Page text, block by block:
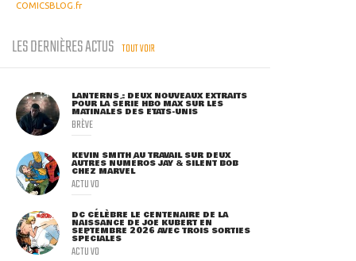
COMICSBLOG.fr
LES DERNIÈRES ACTUS TOUT VOIR
LANTERNS : DEUX NOUVEAUX EXTRAITS
POUR LA SÉRIE HBO MAX SUR LES
MATINALES DES ETATS-UNIS
BRÈVE
KEVIN SMITH AU TRAVAIL SUR DEUX
AUTRES NUMÉROS JAY & SILENT BOB
CHEZ MARVEL
ACTU VO
DC CÉLÈBRE LE CENTENAIRE DE LA
NAISSANCE DE JOE KUBERT EN
SEPTEMBRE 2026 AVEC TROIS SORTIES
SPÉCIALES
ACTU VO